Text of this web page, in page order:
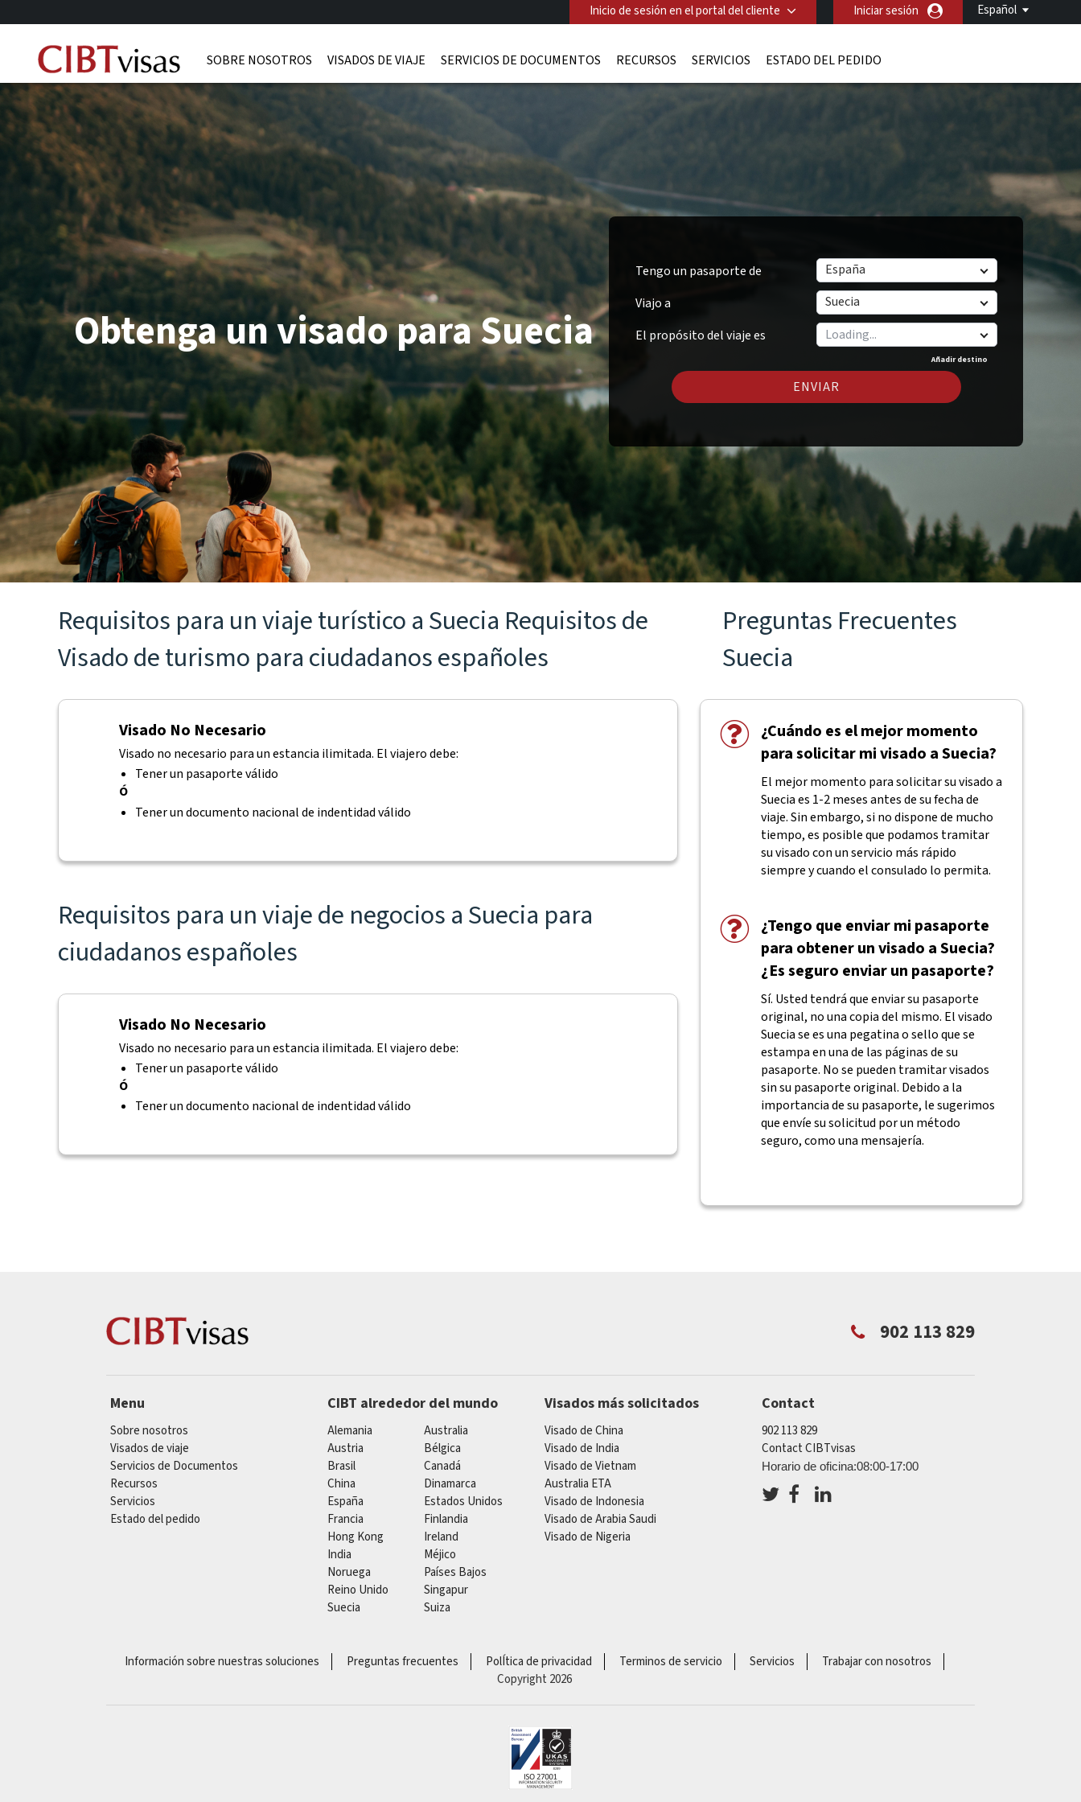
Español
Inicio de sesión en el portal del cliente Iniciar sesión
SOBRE NOSOTROS VISADOS DE VIAJE SERVICIOS DE DOCUMENTOS RECURSOS SERVICIOS ESTADO DEL PEDIDO
Tengo un pasaporte de
España
Viajo a
Suecia
El propósito del viaje es
Añadir destino
ENVIAR
Obtenga un visado para Suecia
Requisitos para un viaje turístico a Suecia Requisitos de
Visado de turismo para ciudadanos españoles
Visado No Necesario
Visado no necesario para un estancia ilimitada. El viajero debe:
Tener un pasaporte válido
Ó
Tener un documento nacional de indentidad válido
Requisitos para un viaje de negocios a Suecia para
ciudadanos españoles
Visado No Necesario
Visado no necesario para un estancia ilimitada. El viajero debe:
Tener un pasaporte válido
Ó
Tener un documento nacional de indentidad válido
Preguntas Frecuentes
Suecia
¿Cuándo es el mejor momento
para solicitar mi visado a Suecia?
El mejor momento para solicitar su visado a
Suecia es 1-2 meses antes de su fecha de
viaje. Sin embargo, si no dispone de mucho
tiempo, es posible que podamos tramitar
su visado con un servicio más rápido
siempre y cuando el consulado lo permita.
¿Tengo que enviar mi pasaporte
para obtener un visado a Suecia?
¿Es seguro enviar un pasaporte?
Sí. Usted tendrá que enviar su pasaporte
original, no una copia del mismo. El visado
Suecia se es una pegatina o sello que se
estampa en una de las páginas de su
pasaporte. No se pueden tramitar visados
sin su pasaporte original. Debido a la
importancia de su pasaporte, le sugerimos
que envíe su solicitud por un método
seguro, como una mensajería.
902 113 829
Menu
Sobre nosotros
Visados de viaje
Servicios de Documentos
Recursos
Servicios
Estado del pedido
CIBT alrededor del mundo
Alemania
Australia
Austria
Bélgica
Brasil
Canadá
China
Dinamarca
España
Estados Unidos
Francia
Finlandia
Hong Kong
Ireland
India
Méjico
Noruega
Países Bajos
Reino Unido
Singapur
Suecia
Suiza
Visados más solicitados
Visado de China
Visado de India
Visado de Vietnam
Australia ETA
Visado de Indonesia
Visado de Arabia Saudi
Visado de Nigeria
Contact
902 113 829
Contact CIBTvisas
Horario de oficina:08:00-17:00
Información sobre nuestras soluciones Preguntas frecuentes PolÍtica de privacidad Terminos de servicio Servicios
Trabajar con nosotros
Copyright 2026